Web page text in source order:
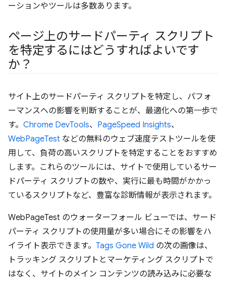
ーションやツールは多数あります。
ページ上のサードパーティ スクリプト
を特定するにはどうすればよいです
か？
サイト上のサードパーティ スクリプトを特定し、パフォ
ーマンスへの影響を判断することが、最適化への第一歩で
す。 Chrome DevTools、 PageSpeed Insights、
WebPageTest などの無料のウェブ速度テストツールを使
用して、負荷の高いスクリプトを特定することをおすすめ
します。これらのツールには、サイトで使用しているサー
ドパーティ スクリプトの数や、実行に最も時間がかかっ
ているスクリプトなど、豊富な診断情報が表示されます。
WebPageTest のウォーターフォール ビューでは、サード
パーティ スクリプトの使用量が多い場合にその影響をハ
イライト表示できます。 Tags Gone Wild の次の画像は、
トラッキング スクリプトとマーケティング スクリプトで
はなく、サイトのメイン コンテンツの読み込みに必要な